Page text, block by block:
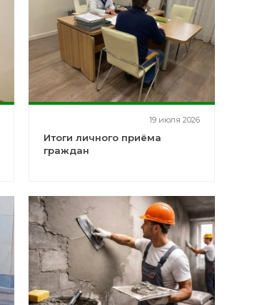
19 июля 2026
Итоги личного приёма
граждан